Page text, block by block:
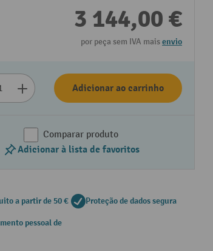
3 144,00 €
por peça sem IVA maisenvio
Adicionar ao carrinho
Comparar produto
Adicionar à lista de favoritos
a partir de 50 € Proteção de dados segura
pessoal de